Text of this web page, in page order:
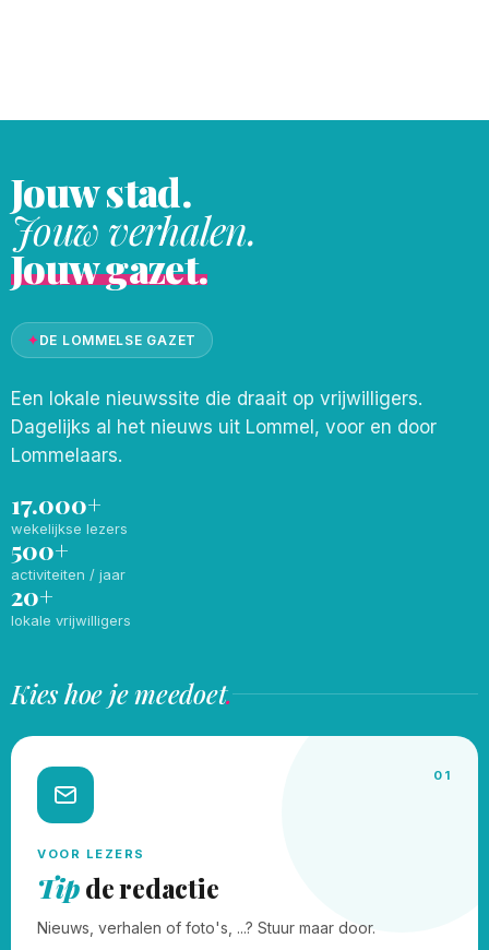
Jouw stad.
Jouw verhalen.
Jouw gazet.
✦DE LOMMELSE GAZET
Een lokale nieuwssite die draait op vrijwilligers.
Dagelijks al het nieuws uit Lommel, voor en door
Lommelaars.
17.000+
wekelijkse lezers
500+
activiteiten / jaar
20+
lokale vrijwilligers
Kies hoe je meedoet.
01
VOOR LEZERS
Tipde redactie
Nieuws, verhalen of foto's, ...? Stuur maar door.